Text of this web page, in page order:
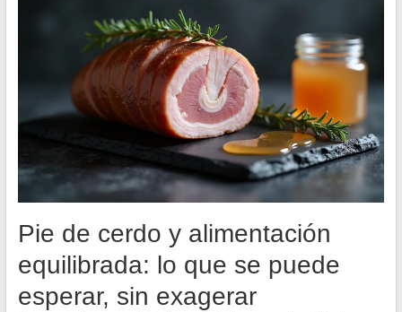
Pie de cerdo y alimentación
equilibrada: lo que se puede
esperar, sin exagerar